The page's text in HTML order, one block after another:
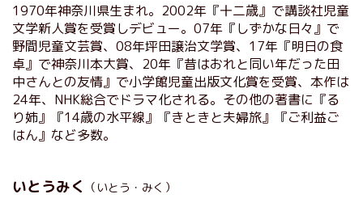
1970年神奈川県生まれ。2002年『十二歳』で講談社児童
文学新人賞を受賞しデビュー。07年『しずかな日々』で
野間児童文芸賞、08年坪田譲治文学賞、17年『明日の食
卓』で神奈川本大賞、20年『昔はおれと同い年だった田
中さんとの友情』で小学館児童出版文化賞を受賞、本作は
24年、NHK総合でドラマ化される。その他の著書に『る
り姉』『14歳の水平線』『きときと夫婦旅』『ご利益ご
はん』など多数。
いとうみく （いとう・みく）